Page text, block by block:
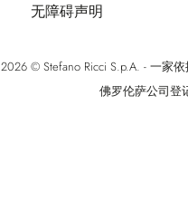
无障碍声明
2026 © Stefano Ricci S.p.A. - 一家
佛罗伦萨公司登